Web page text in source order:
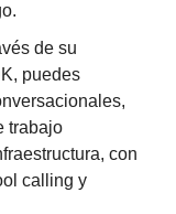
de su
puedes
trabajo
con
calling y